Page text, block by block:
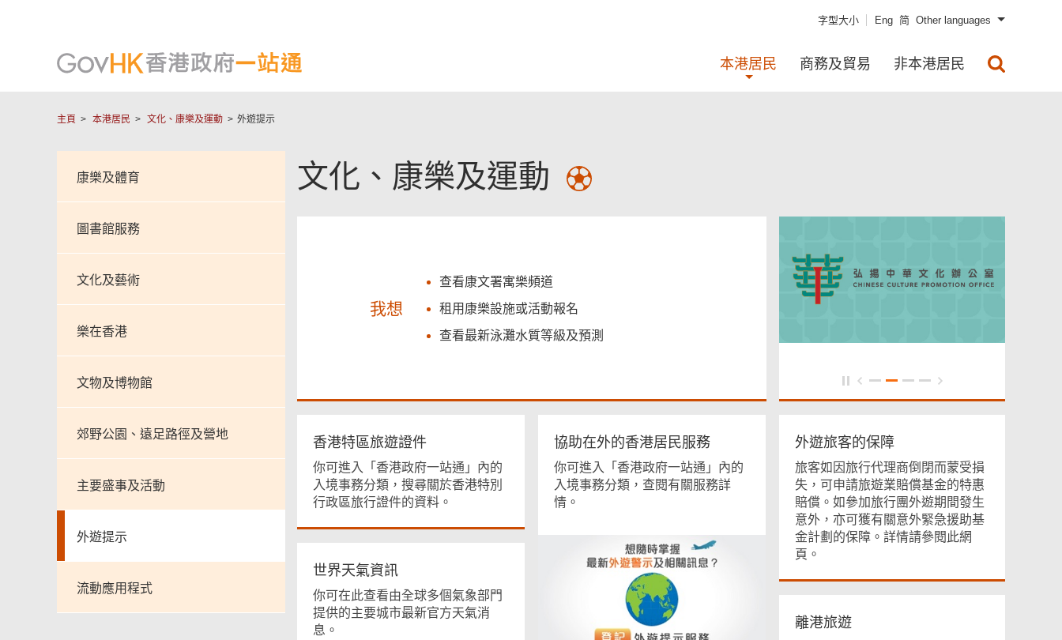
字型大小 Eng 简 Other languages
本港居民 商務及貿易 非本港居民
主頁 本港居民 文化、康樂及運動 外遊提示
康樂及體育
圖書館服務
文化及藝術
樂在香港
文物及博物館
郊野公園、遠足路徑及營地
主要盛事及活動
外遊提示
流動應用程式
文化、康樂及運動
我想
查看康文署寓樂頻道
租用康樂設施或活動報名
查看最新泳灘水質等級及預測
香港特區旅遊證件
你可進入「香港政府一站通」內的
入境事務分類，搜尋關於香港特別
行政區旅行證件的資料。
協助在外的香港居民服務
你可進入「香港政府一站通」內的
入境事務分類，查閱有關服務詳
情。
外遊旅客的保障
旅客如因旅行代理商倒閉而蒙受損
失，可申請旅遊業賠償基金的特惠
賠償。如參加旅行團外遊期間發生
意外，亦可獲有關意外緊急援助基
金計劃的保障。詳情請參閱此網
頁。
世界天氣資訊
你可在此查看由全球多個氣象部門
提供的主要城市最新官方天氣消
息。
離港旅遊